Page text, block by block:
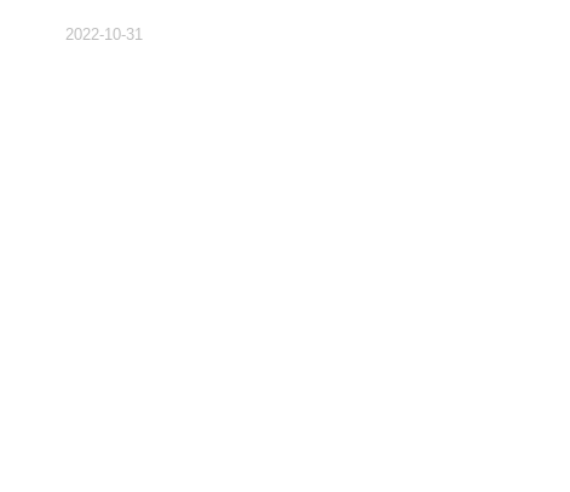
2022-10-31